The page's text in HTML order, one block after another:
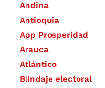
Andina
Antioquia
App Prosperidad
Arauca
Atlántico
Blindaje electoral